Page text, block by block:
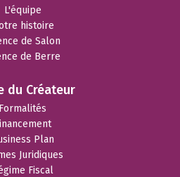
L'équipe
histoire
de Salon
de Berre
du Créateur
Formalités
Plan
Juridiques
Fiscal